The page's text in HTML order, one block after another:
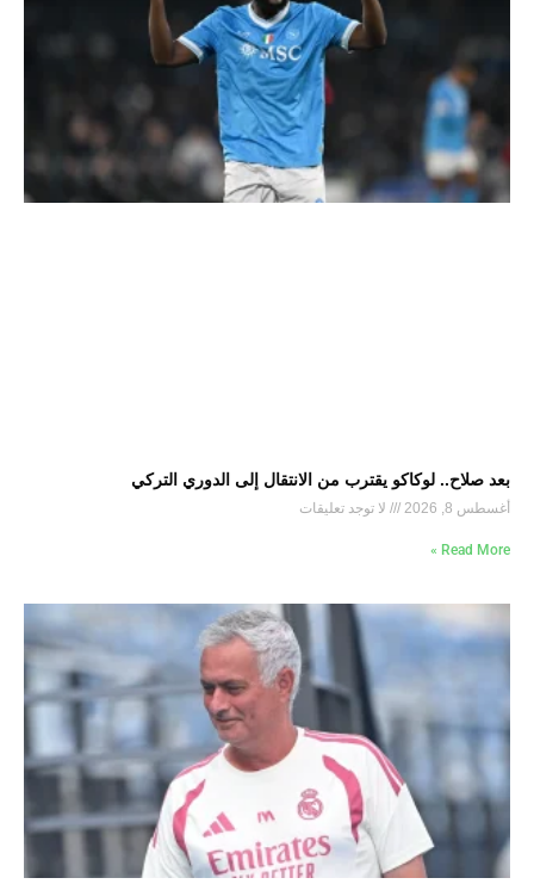
بعد صلاح.. لوكاكو يقترب من الانتقال إلى الدوري التركي
أغسطس 8, 2026 لا توجد تعليقات
Read More »